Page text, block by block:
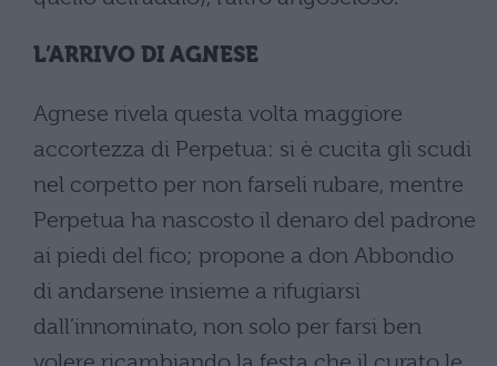
L’ARRIVO DI AGNESE
Agnese rivela questa volta maggiore
accortezza di Perpetua: si è cucita gli scudi
nel corpetto per non farseli rubare, mentre
Perpetua ha nascosto il denaro del padrone
ai piedi del fico; propone a don Abbondio
di andarsene insieme a rifugiarsi
dall’innominato, non solo per farsi ben